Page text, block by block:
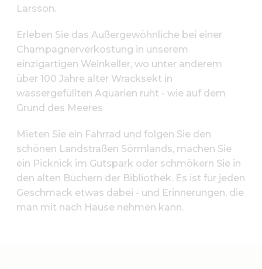
Larsson.
Erleben Sie das Außergewöhnliche bei einer
Champagnerverkostung in unserem
einzigartigen Weinkeller, wo unter anderem
über 100 Jahre alter Wracksekt in
wassergefüllten Aquarien ruht - wie auf dem
Grund des Meeres
Mieten Sie ein Fahrrad und folgen Sie den
schönen Landstraßen Sörmlands, machen Sie
ein Picknick im Gutspark oder schmökern Sie in
den alten Büchern der Bibliothek. Es ist für jeden
Geschmack etwas dabei - und Erinnerungen, die
man mit nach Hause nehmen kann.